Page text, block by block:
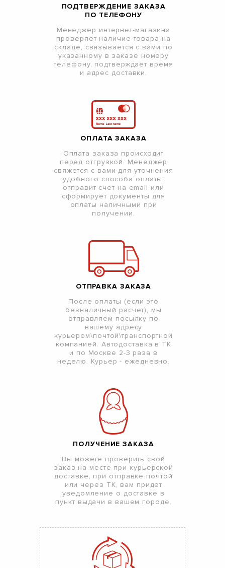
ПОДТВЕРЖДЕНИЕ ЗАКАЗА
ПО ТЕЛЕФОНУ
Менеджер интернет-магазина
проверяет наличие товара на
складе, связывается с вами по
указанному в заказе номеру
телефону, подтверждает время
и адрес доставки.
ОПЛАТА ЗАКАЗА
Оплата заказа происходит
перед отгрузкой. Менеджер
свяжется с вами для уточнения
удобного способа оплаты,
отправит счет на email или
сформирует документы для
оплаты наличными при
получении.
ОТПРАВКА ЗАКАЗА
После оплаты (если это
безналичный расчет), мы
отправляем посылку по
вашему адресу
курьером\почтой\транспортной
компанией. Автодоставка в ТК
и по Москве 2-3 раза в
неделю. Курьер - ежедневно.
ПОЛУЧЕНИЕ ЗАКАЗА
Вы можете проверить свой
заказ на месте при курьерской
доставке, при отправке почтой
или через ТК, вам придет
уведомление о доставке в
пункт выдачи в вашем городе.